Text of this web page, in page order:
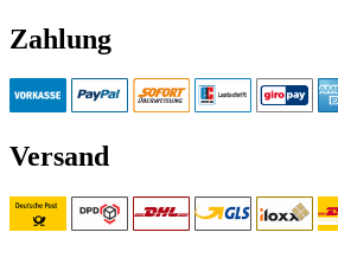
Zahlung
Versand